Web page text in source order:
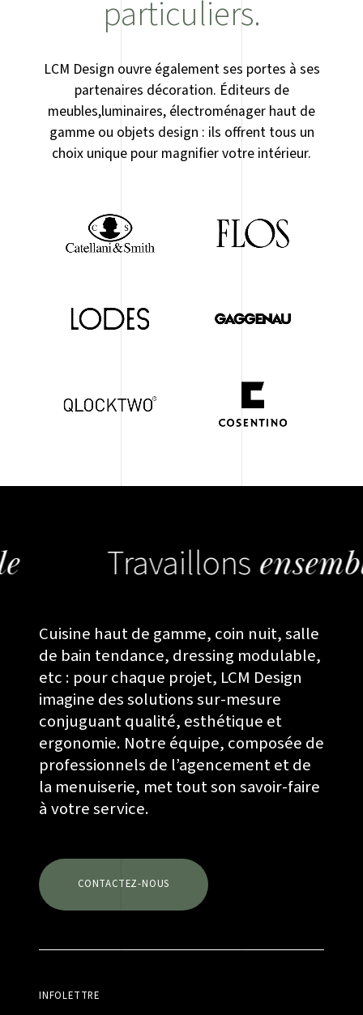
particuliers.
LCM Design ouvre également ses portes à ses
partenaires décoration. Éditeurs de
meubles,luminaires, électroménager haut de
gamme ou objets design : ils offrent tous un
choix unique pour magnifier votre intérieur.
Cuisine haut de gamme, coin nuit, salle
de bain tendance, dressing modulable,
etc : pour chaque projet, LCM Design
imagine des solutions sur-mesure
conjuguant qualité, esthétique et
ergonomie. Notre équipe, composée de
professionnels de l’agencement et de
la menuiserie, met tout son savoir-faire
à votre service.
CONTACTEZ-NOUS
INFOLETTRE